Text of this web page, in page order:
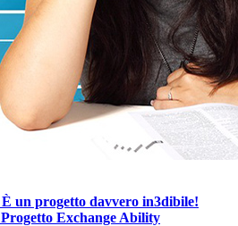
È un progetto davvero in3dibile!
Progetto Exchange Ability